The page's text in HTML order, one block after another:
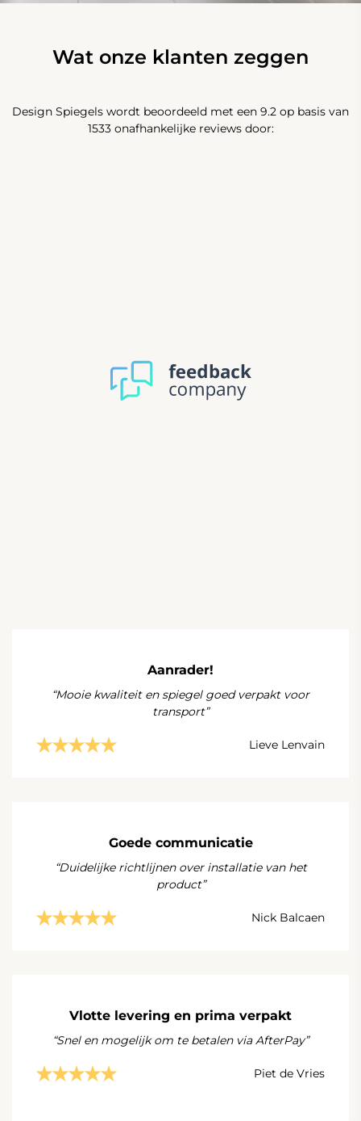
Wat onze klanten zeggen
Design Spiegels wordt beoordeeld met een 9.2 op basis van
1533 onafhankelijke reviews door:
Aanrader!
“Mooie kwaliteit en spiegel goed verpakt voor
transport”
Lieve Lenvain
Goede communicatie
“Duidelijke richtlijnen over installatie van het
product”
Nick Balcaen
Vlotte levering en prima verpakt
“Snel en mogelijk om te betalen via AfterPay”
Piet de Vries